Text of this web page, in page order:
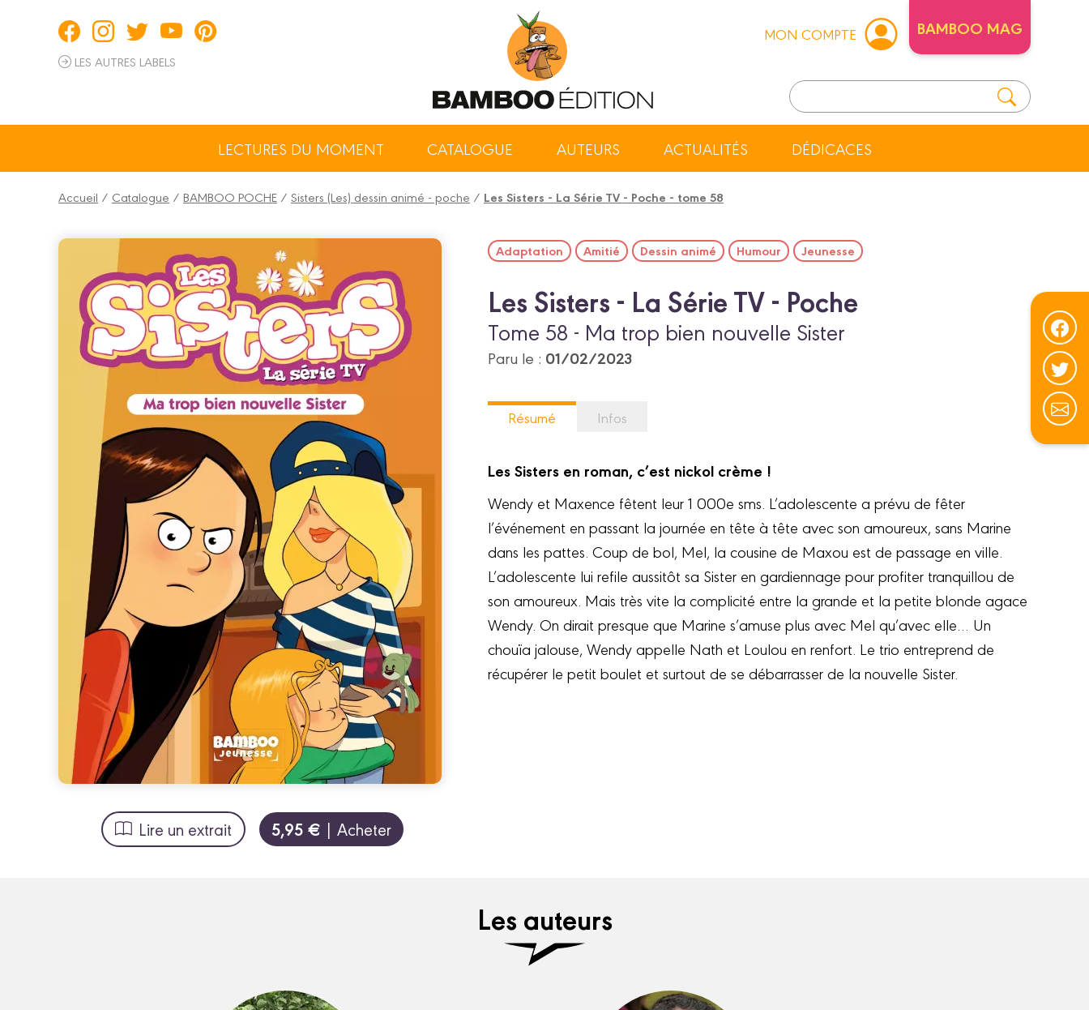
LES AUTRES LABELS
MON COMPTE BAMBOO MAG
LECTURES DU MOMENT CATALOGUE AUTEURS ACTUALITÉS DÉDICACES
Accueil / Catalogue / BAMBOO POCHE / Sisters (Les) dessin animé - poche / Les Sisters - La Série TV - Poche - tome 58
Lire un extrait 5,95 € | Acheter
Adaptation Amitié Dessin animé Humour Jeunesse
Les Sisters - La Série TV - Poche
Tome 58 - Ma trop bien nouvelle Sister
Paru le : 01/02/2023
Résumé Infos
Les Sisters en roman, c’est nickol crème !
Wendy et Maxence fêtent leur 1 000e sms. L’adolescente a prévu de fêter
l’événement en passant la journée en tête à tête avec son amoureux, sans Marine
dans les pattes. Coup de bol, Mel, la cousine de Maxou est de passage en ville.
L’adolescente lui refile aussitôt sa Sister en gardiennage pour profiter tranquillou de
son amoureux. Mais très vite la complicité entre la grande et la petite blonde agace
Wendy. On dirait presque que Marine s’amuse plus avec Mel qu’avec elle… Un
chouïa jalouse, Wendy appelle Nath et Loulou en renfort. Le trio entreprend de
récupérer le petit boulet et surtout de se débarrasser de la nouvelle Sister.
Les auteurs